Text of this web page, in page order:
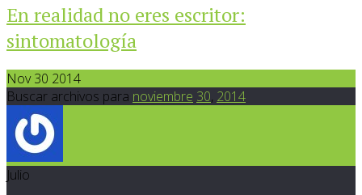
En realidad no eres escritor:
sintomatología
Nov 30 2014
Buscar archivos para noviembre 30, 2014
Julio